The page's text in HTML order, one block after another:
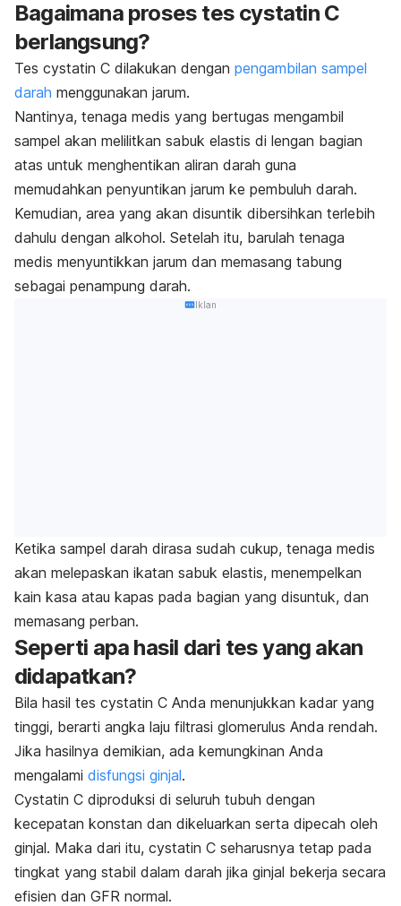
Bagaimana proses tes cystatin C
berlangsung?
Tes cystatin C dilakukan dengan pengambilan sampel
darah menggunakan jarum.
Nantinya, tenaga medis yang bertugas mengambil
sampel akan melilitkan sabuk elastis di lengan bagian
atas untuk menghentikan aliran darah guna
memudahkan penyuntikan jarum ke pembuluh darah.
Kemudian, area yang akan disuntik dibersihkan terlebih
dahulu dengan alkohol. Setelah itu, barulah tenaga
medis menyuntikkan jarum dan memasang tabung
sebagai penampung darah.
Iklan
Ketika sampel darah dirasa sudah cukup, tenaga medis
akan melepaskan ikatan sabuk elastis, menempelkan
kain kasa atau kapas pada bagian yang disuntuk, dan
memasang perban.
Seperti apa hasil dari tes yang akan
didapatkan?
Bila hasil tes cystatin C Anda menunjukkan kadar yang
tinggi, berarti angka laju filtrasi glomerulus Anda rendah.
Jika hasilnya demikian, ada kemungkinan Anda
mengalami disfungsi ginjal.
Cystatin C diproduksi di seluruh tubuh dengan
kecepatan konstan dan dikeluarkan serta dipecah oleh
ginjal. Maka dari itu, cystatin C seharusnya tetap pada
tingkat yang stabil dalam darah jika ginjal bekerja secara
efisien dan GFR normal.